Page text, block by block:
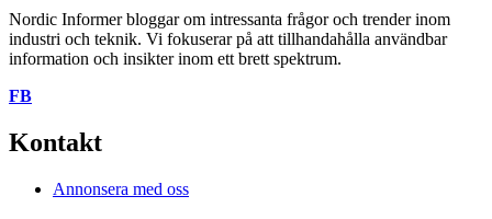
Nordic Informer bloggar om intressanta frågor och trender inom
industri och teknik. Vi fokuserar på att tillhandahålla användbar
information och insikter inom ett brett spektrum.
FB
Kontakt
Annonsera med oss